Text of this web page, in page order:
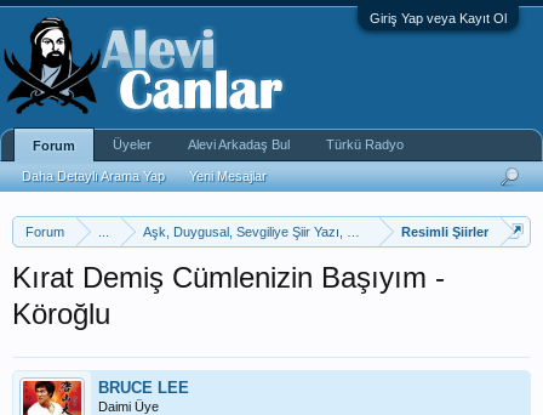
Giriş Yap veya Kayıt Ol
Forum Aşk, Duygusal, Sevgiliye Şiir Yazı, KıssadanResimli Şiirler
Kırat Demiş Cümlenizin Başıyım -
Köroğlu
BRUCE LEE
Daimi Üye
Forum
Daha Detaylı Arama Yap Yeni Mesajlar
Üyeler Alevi Arkadaş Bul Türkü Radyo